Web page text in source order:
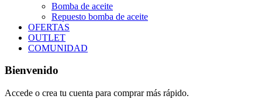
Bomba de aceite
Repuesto bomba de aceite
OFERTAS
OUTLET
COMUNIDAD
Bienvenido
Accede o crea tu cuenta para comprar más rápido.